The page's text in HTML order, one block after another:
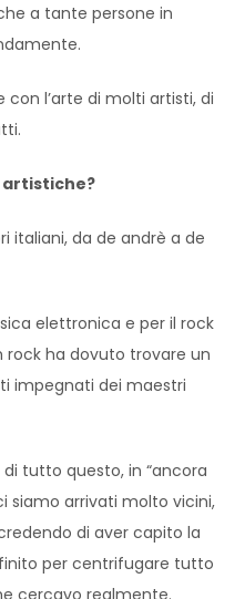
a tante persone in
l’arte di molti artisti, di
artistiche?
italiani, da de andrè a de
elettronica e per il rock
rock ha dovuto trovare un
impegnati dei maestri
tutto questo, in “ancora
siamo arrivati molto vicini,
di aver capito la
per centrifugare tutto
cercavo realmente.